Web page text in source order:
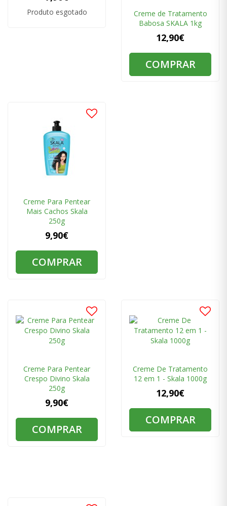
Produto esgotado
Creme de Tratamento
Babosa SKALA 1kg
12,90€
COMPRAR
Creme Para Pentear
Mais Cachos Skala
250g
9,90€
COMPRAR
Creme Para Pentear
Crespo Divino Skala
250g
9,90€
COMPRAR
Creme De Tratamento
12 em 1 - Skala 1000g
12,90€
COMPRAR